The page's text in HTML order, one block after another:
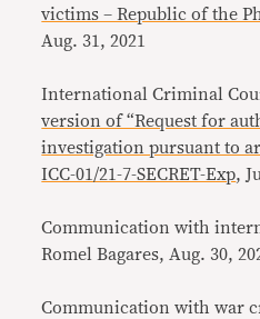
victims – Republic of the
Aug. 31, 2021
International Criminal
version of “Request for
investigation pursuant to
ICC-01/21-7-SECRET-Exp,
Communication with
Romel Bagares, Aug. 30,
Communication with war